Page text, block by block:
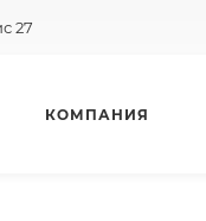
27
КОМПАНИЯ